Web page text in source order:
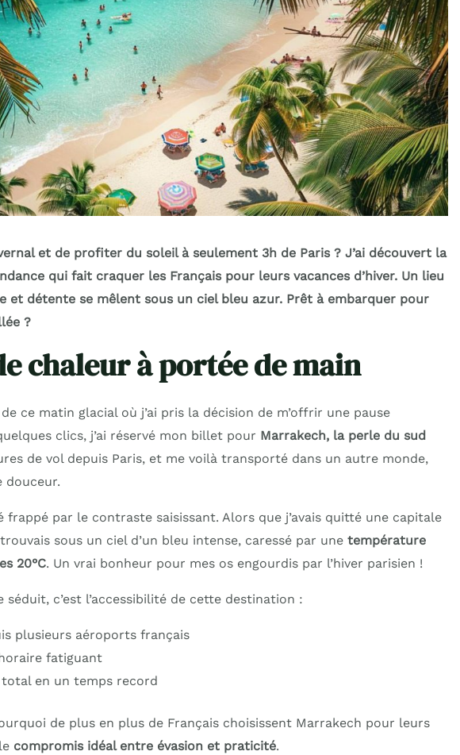
et de profiter du soleil à seulement 3h de Paris ? J’ai découvert la
qui fait craquer les Français pour leurs vacances d’hiver. Un lieu
et détente se mêlent sous un ciel bleu azur. Prêt à embarquer pour
?
chaleur à portée de main
ce matin glacial où j’ai pris la décision de m’offrir une pause
clics, j’ai réservé mon billet pour Marrakech, la perle du sud
de vol depuis Paris, et me voilà transporté dans un autre monde,
douceur.
frappé par le contraste saisissant. Alors que j’avais quitté une capitale
sous un ciel d’un bleu intense, caressé par une température
20°C. Un vrai bonheur pour mes os engourdis par l’hiver parisien !
séduit, c’est l’accessibilité de cette destination :
plusieurs aéroports français
fatiguant
total en un temps record
de plus en plus de Français choisissent Marrakech pour leurs
compromis idéal entre évasion et praticité.